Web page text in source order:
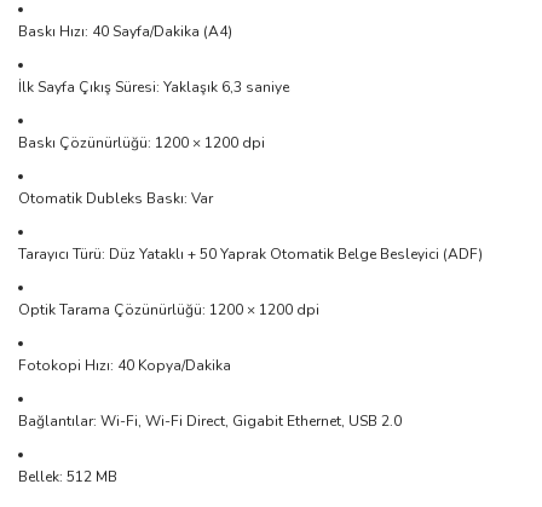
Baskı Hızı: 40 Sayfa/Dakika (A4)
İlk Sayfa Çıkış Süresi: Yaklaşık 6,3 saniye
Baskı Çözünürlüğü: 1200 × 1200 dpi
Otomatik Dubleks Baskı: Var
Tarayıcı Türü: Düz Yataklı + 50 Yaprak Otomatik Belge Besleyici (ADF)
Optik Tarama Çözünürlüğü: 1200 × 1200 dpi
Fotokopi Hızı: 40 Kopya/Dakika
Bağlantılar: Wi-Fi, Wi-Fi Direct, Gigabit Ethernet, USB 2.0
Bellek: 512 MB